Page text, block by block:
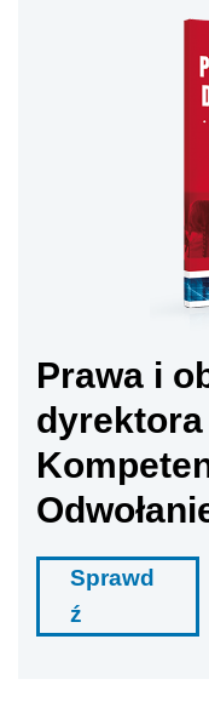
Prawa i
dyrektora
Sprawd
ź